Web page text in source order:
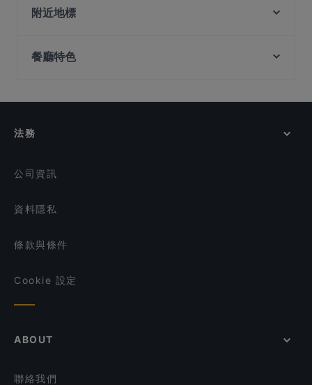
HK Charcoal Claypot 鲜入围煮
3-Coconut Guoco Midtown 三个椰子现砍椰子鸡新加
Garibaldi Italian Restaurant and Bar
The Telegraph by Olivia
Olivia & Co
附近地標
Singapore Art Museum, 新加坡
餐廳特色
在 新加坡 的 晚餐
法務
公司資訊
資料隱私
條款與條件
Cookie 設定
ABOUT
聯絡我們